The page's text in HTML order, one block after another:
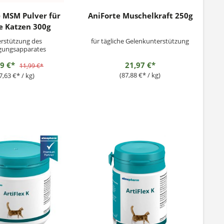
Pulver für
Katzen 300g
des
€* 11,99 €*
€* / kg)
AniForte Muschelkraft 250g
für tägliche Gelenkunterstützung
21,97 €*
(87,88 €* / kg)